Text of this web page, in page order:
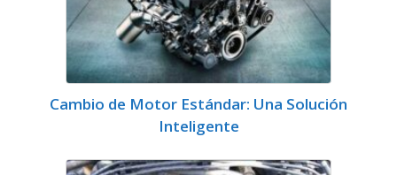
Cambio de Motor Estándar: Una Solución
Inteligente